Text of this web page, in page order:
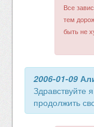
Все
тем
быть не
2006-01-09
Здравствуйте
продолжить